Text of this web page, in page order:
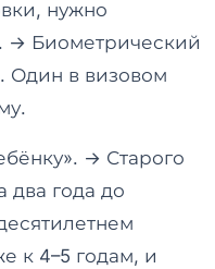
нужно
→ Биометрический
Один в визовом
→ Старого
два года до
к 4–5 годам, и